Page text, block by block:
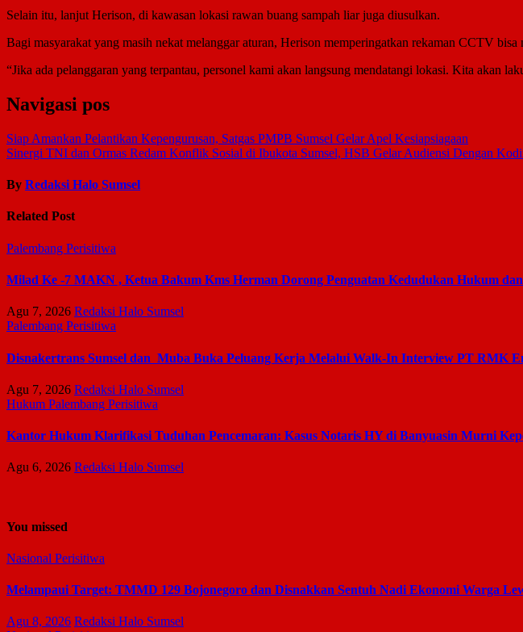
Selain itu, lanjut Herison, di kawasan lokasi rawan buang sampah liar juga diusulkan.
Bagi masyarakat yang masih nekat melanggar aturan, Herison memperingatkan rekaman CCTV bisa
“Jika ada pelanggaran yang terpantau, personel kami akan langsung mendatangi lokasi. Kita akan
Navigasi pos
Siap Amankan Pelantikan Kepengurusan, Satgas PMPB Sumsel Gelar Apel Kesiapsiagaan
Sinergi TNI dan Ormas Redam Konflik Sosial di Ibukota Sumsel, HSB Gelar Audiensi Dengan
By Redaksi Halo Sumsel
Related Post
Palembang Perisitiwa
Milad Ke -7 MAKN , Ketua Bakum Kms Herman Dorong Penguatan Kedudukan Hukum
Agu 7, 2026 Redaksi Halo Sumsel
Palembang Perisitiwa
Disnakertrans Sumsel dan Muba Buka Peluang Kerja Melalui Walk-In Interview PT RMK
Agu 7, 2026 Redaksi Halo Sumsel
Hukum Palembang Perisitiwa
Kantor Hukum Klarifikasi Tuduhan Pencemaran: Kasus Notaris HY di Banyuasin Murni
Agu 6, 2026 Redaksi Halo Sumsel
You missed
Nasional Perisitiwa
Melampaui Target: TMMD 129 Bojonegoro dan Disnakkan Sentuh Nadi Ekonomi Warga
Agu 8, 2026 Redaksi Halo Sumsel